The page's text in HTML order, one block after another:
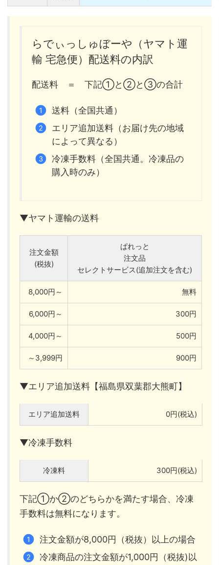
らでぃっしゅぼーや（ヤマト運
輸 宅急便）配送料の内訳
配送料 ＝ 下記①と②と③の合計
送料（全国共通）
エリア追加送料（お届け先の地域
によって異なる）
冷凍手数料（全国共通。冷凍品の
購入時のみ）
▼ヤマト運輸の送料
注文金額
(税抜)
ぱれっと
注文品
セレクトサービス(追加注文を含む)
8,000円～ 無料
6,000円～ 300円
4,000円～ 500円
～3,999円 900円
▼エリア追加送料【福島県双葉郡大熊町】
エリア追加送料 0円(税込)
▼冷凍手数料
冷凍料 300円(税込)
下記①か②のどちらかを満たす場合、冷凍
手数料は無料になります。
注文金額が8,000円（税抜）以上の場合
冷凍商品の注文金額が1,000円（税抜)以